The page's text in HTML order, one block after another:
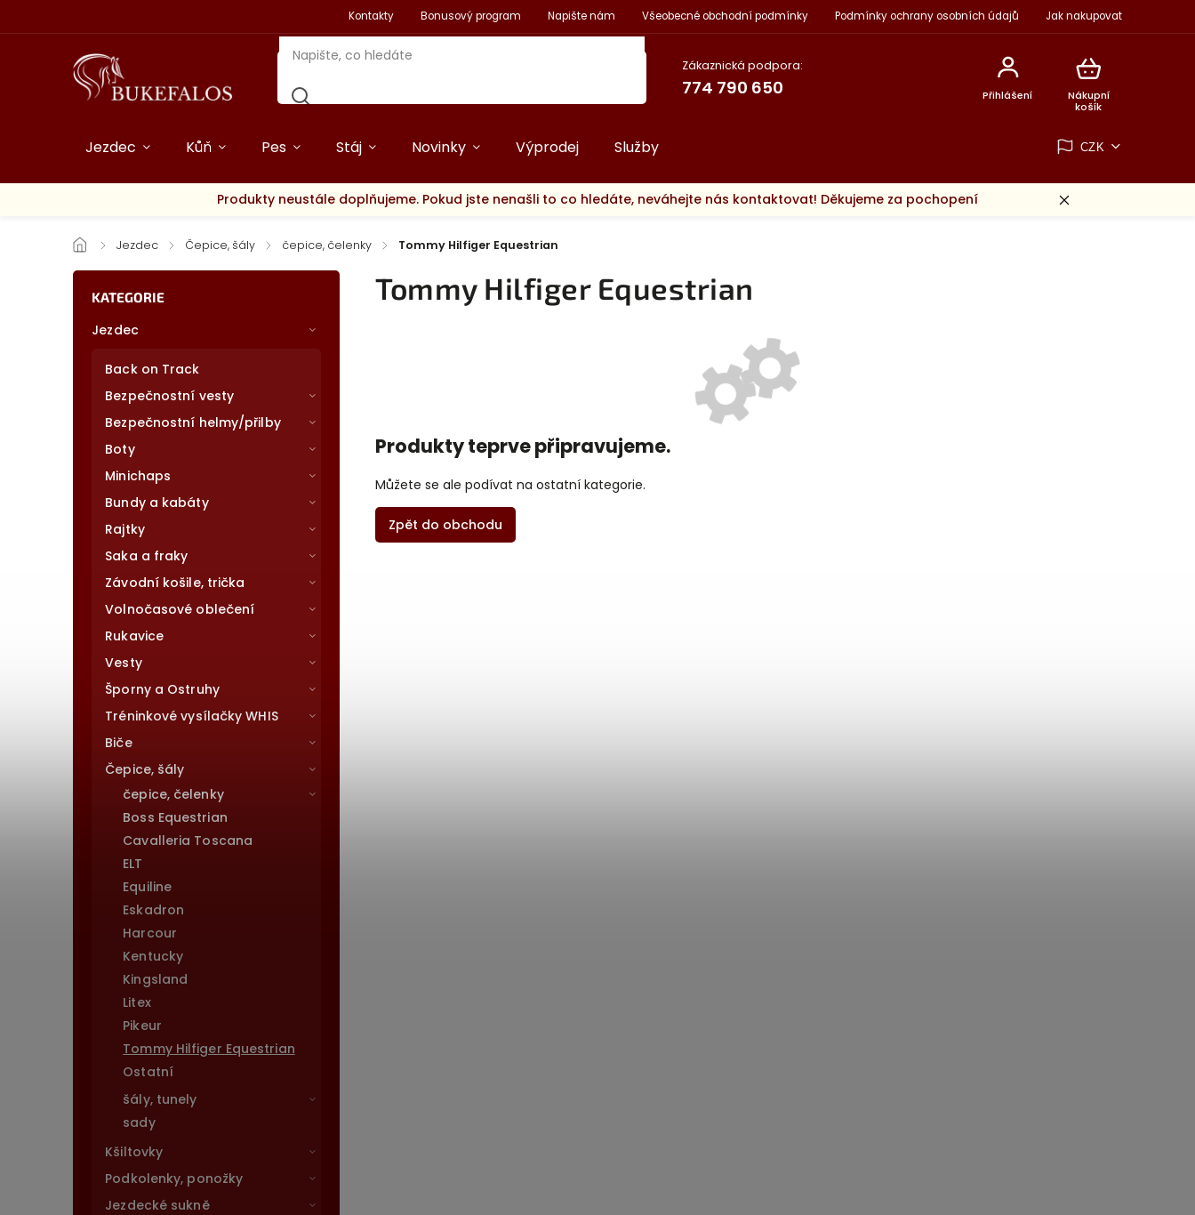
Kontakty Bonusový program Napište nám Všeobecné obchodní podmínky Podmínky ochrany osobních údajů Jak nakupovat
Zákaznická podpora:
774 790 650
Nákupní
košík
Přihlášení
CZK
Jezdec Kůň Pes Stáj Novinky Výprodej Služby
Produkty neustále doplňujeme. Pokud jste nenašli to co hledáte, neváhejte nás kontaktovat! Děkujeme za pochopení
/ Jezdec / Čepice, šály / čepice, čelenky / Tommy Hilfiger Equestrian
KATEGORIE
Jezdec
Back on Track
Bezpečnostní vesty
Bezpečnostní helmy/přilby
Boty
Minichaps
Bundy a kabáty
Rajtky
Saka a fraky
Závodní košile, trička
Volnočasové oblečení
Rukavice
Vesty
Šporny a Ostruhy
Tréninkové vysílačky WHIS
Biče
Čepice, šály
čepice, čelenky
Boss Equestrian
Cavalleria Toscana
ELT
Equiline
Eskadron
Harcour
Kentucky
Kingsland
Litex
Pikeur
Tommy Hilfiger Equestrian
Ostatní
šály, tunely
sady
Kšiltovky
Podkolenky, ponožky
Jezdecké sukně
Tommy Hilfiger Equestrian
Produkty teprve připravujeme.
Můžete se ale podívat na ostatní kategorie.
Zpět do obchodu